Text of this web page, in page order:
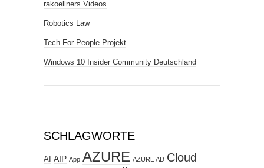
rakoellners Videos
Robotics Law
Tech-For-People Projekt
Windows 10 Insider Community Deutschland
SCHLAGWORTE
AI AIP App AZURE AZURE AD Cloud